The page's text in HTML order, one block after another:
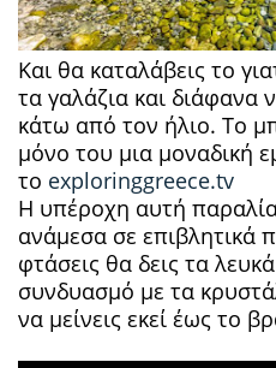
Και θα καταλάβεις το
τα γαλάζια και διάφανα
κάτω από τον ήλιο. Το
μόνο του μια μοναδική
το exploringgreece.tv
Η υπέροχη αυτή
ανάμεσα σε επιβλητικά
φτάσεις θα δεις τα
συνδυασμό με τα
να μείνεις εκεί έως το